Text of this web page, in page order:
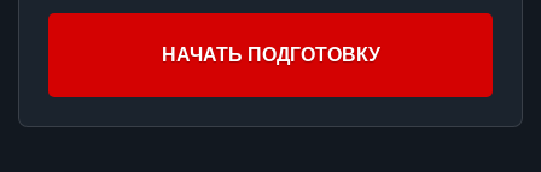
НАЧАТЬ ПОДГОТОВКУ